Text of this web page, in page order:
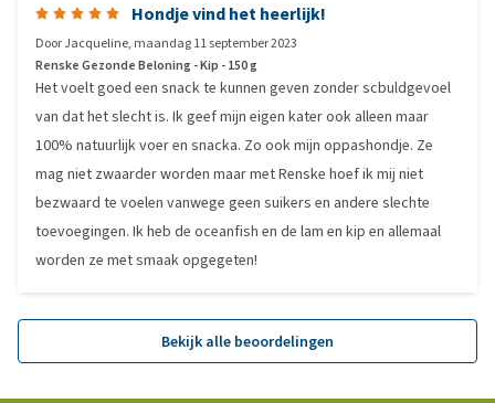
Hondje vind het heerlijk!
DoorJacqueline, maandag 11 september 2023
Renske Gezonde Beloning - Kip - 150 g
Het voelt goed een snack te kunnen geven zonder scbuldgevoel
van dat het slecht is. Ik geef mijn eigen kater ook alleen maar
100% natuurlijk voer en snacka. Zo ook mijn oppashondje. Ze
mag niet zwaarder worden maar met Renske hoef ik mij niet
bezwaard te voelen vanwege geen suikers en andere slechte
toevoegingen. Ik heb de oceanfish en de lam en kip en allemaal
worden ze met smaak opgegeten!
Bekijk alle beoordelingen